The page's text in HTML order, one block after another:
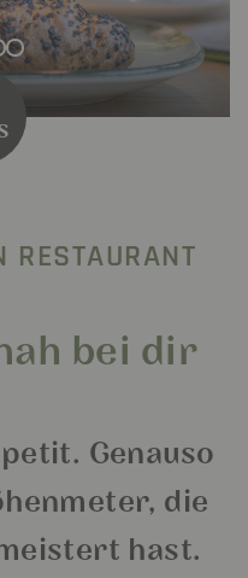
RESTAURANT
bei dir
Genauso
die
hast.